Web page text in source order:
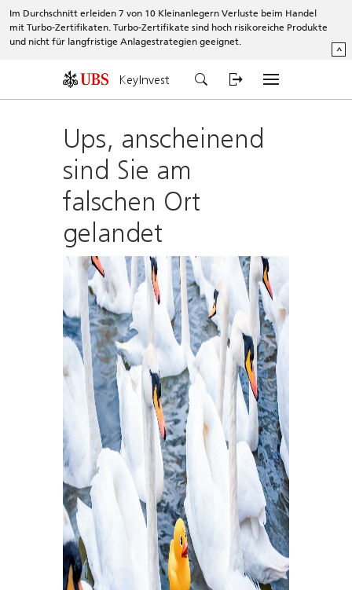
Im Durchschnitt erleiden 7 von 10 Kleinanlegern Verluste beim Handel
mit Turbo-Zertifikaten. Turbo-Zertifikate sind hoch risikoreiche Produkte
und nicht für langfristige Anlagestrategien geeignet.
^
KeyInvest
Ups, anscheinend
sind Sie am
falschen Ort
gelandet